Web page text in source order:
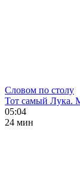
Словом по столу
Тот самый Лука.
05:04
24 мин